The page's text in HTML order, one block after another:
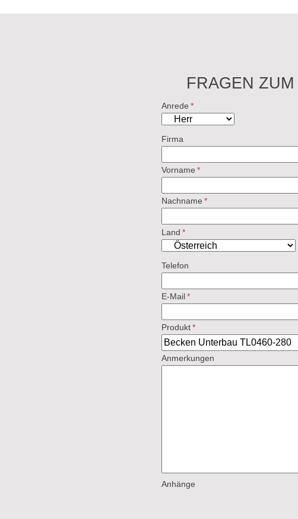
FRAGEN
Anrede *
Firma
Vorname *
Nachname *
Land *
Telefon
E-Mail*
Produkt*
Anmerkungen
Anhänge